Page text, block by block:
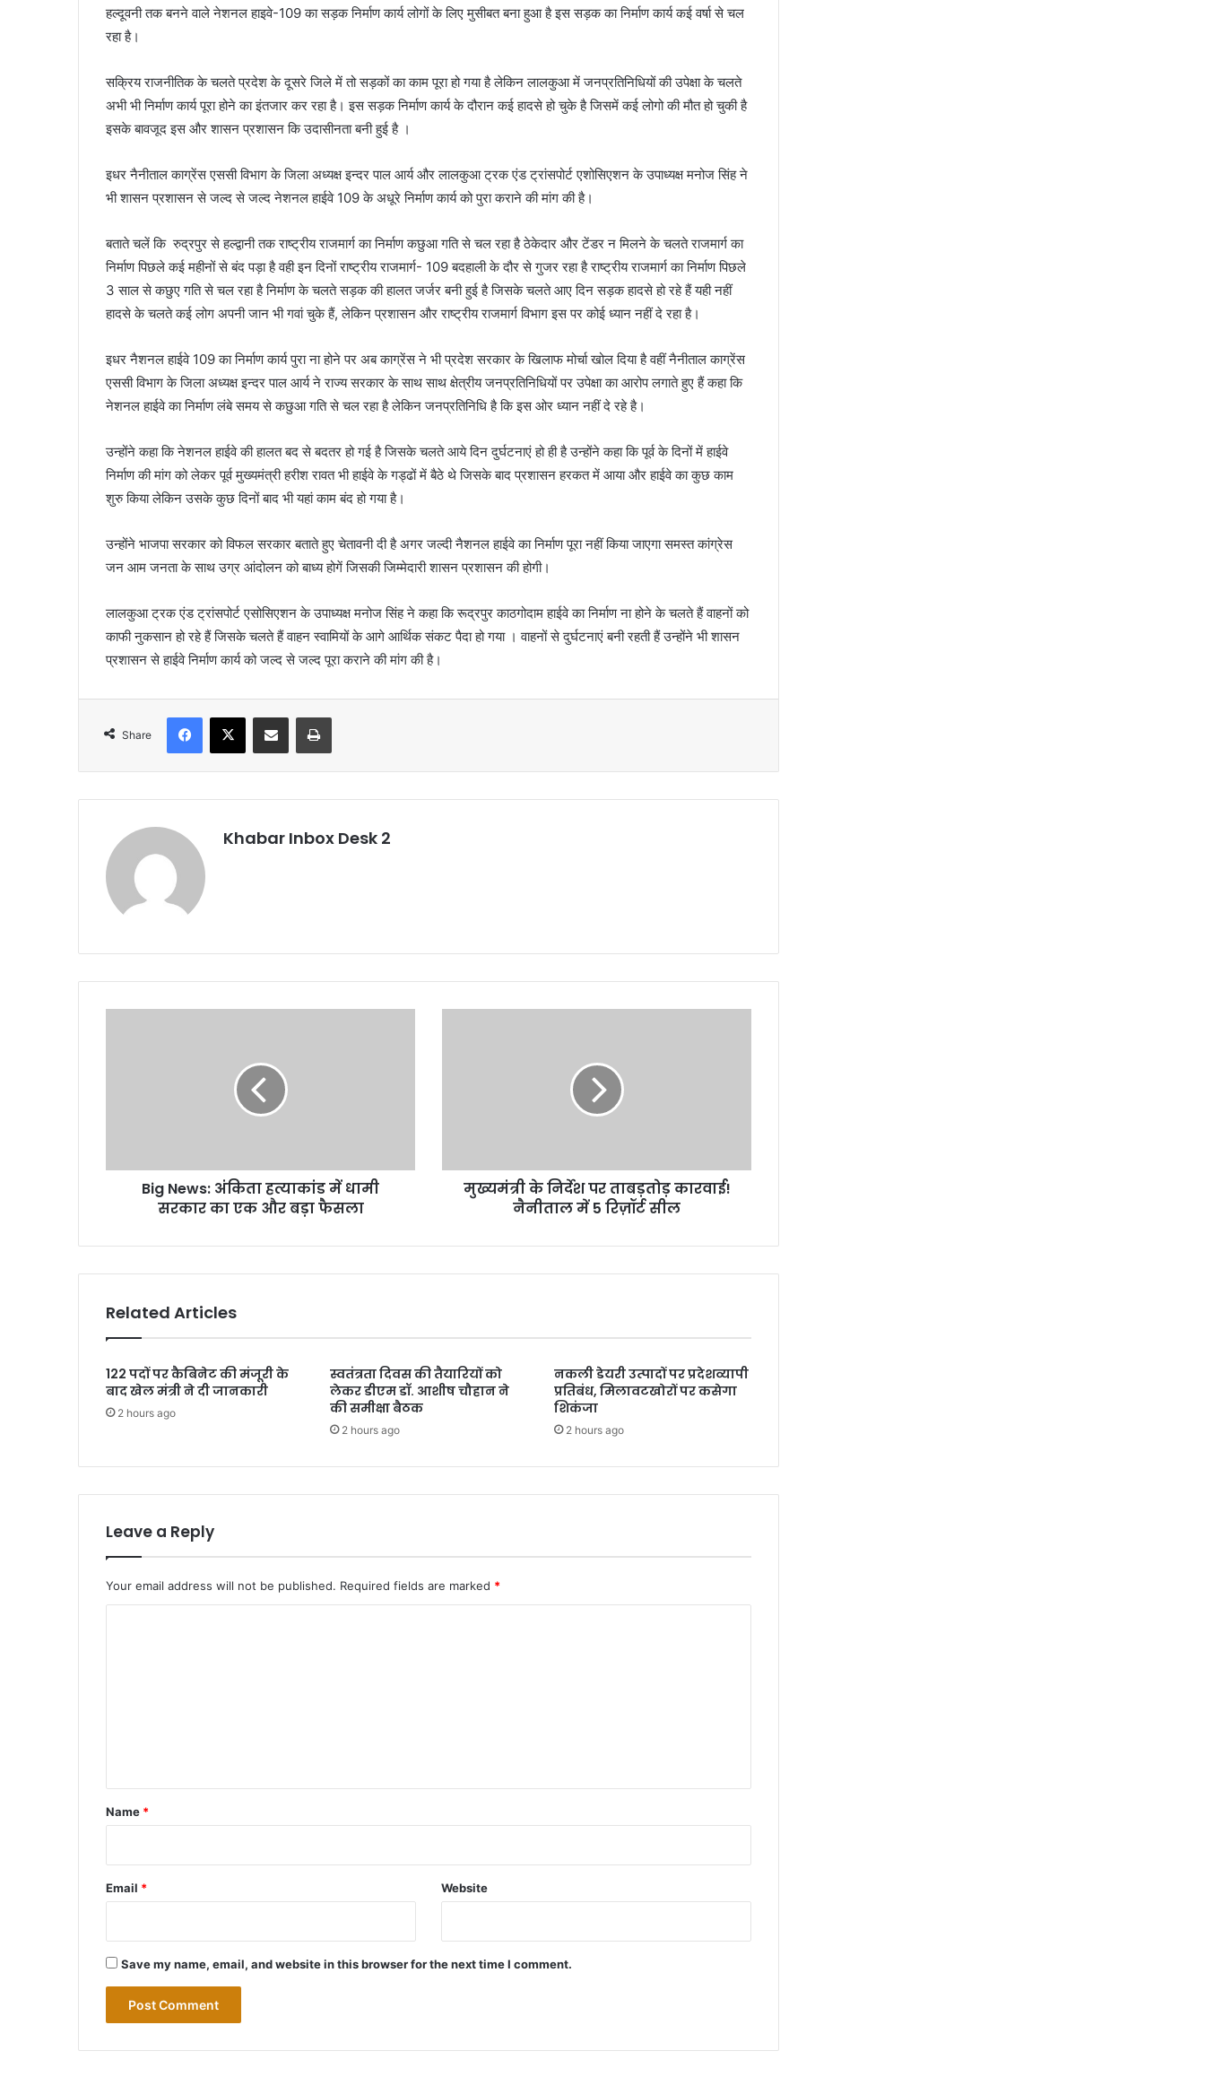
हल्दूवनी तक बनने वाले नेशनल हाइवे-109 का सड़क निर्माण कार्य लोगों के लिए मुसीबत बना हुआ है इस सड़क का निर्माण कार्य कई वर्षा से चल
रहा है।
सक्रिय राजनीतिक के चलते प्रदेश के दूसरे जिले में तो सड़कों का काम पूरा हो गया है लेकिन लालकुआ में जनप्रतिनिधियों की उपेक्षा के चलते
अभी भी निर्माण कार्य पूरा होने का इंतजार कर रहा है। इस सड़क निर्माण कार्य के दौरान कई हादसे हो चुके है जिसमें कई लोगो की मौत हो चुकी है
इसके बावजूद इस और शासन प्रशासन कि उदासीनता बनी हुई है ।
इधर नैनीताल काग्रेंस एससी विभाग के जिला अध्यक्ष इन्दर पाल आर्य और लालकुआ ट्रक एंड ट्रांसपोर्ट एशोसिएशन के उपाध्यक्ष मनोज सिंह ने
भी शासन प्रशासन से जल्द से जल्द नेशनल हाईवे 109 के अधूरे निर्माण कार्य को पुरा कराने की मांग की है।
बताते चलें कि रुद्रपुर से हल्द्वानी तक राष्ट्रीय राजमार्ग का निर्माण कछुआ गति से चल रहा है ठेकेदार और टेंडर न मिलने के चलते राजमार्ग का
निर्माण पिछले कई महीनों से बंद पड़ा है वही इन दिनों राष्ट्रीय राजमार्ग- 109 बदहाली के दौर से गुजर रहा है राष्ट्रीय राजमार्ग का निर्माण पिछले
3 साल से कछुए गति से चल रहा है निर्माण के चलते सड़क की हालत जर्जर बनी हुई है जिसके चलते आए दिन सड़क हादसे हो रहे हैं यही नहीं
हादसे के चलते कई लोग अपनी जान भी गवां चुके हैं, लेकिन प्रशासन और राष्ट्रीय राजमार्ग विभाग इस पर कोई ध्यान नहीं दे रहा है।
इधर नैशनल हाईवे 109 का निर्माण कार्य पुरा ना होने पर अब काग्रेंस ने भी प्रदेश सरकार के खिलाफ मोर्चा खोल दिया है वहीं नैनीताल काग्रेंस
एससी विभाग के जिला अध्यक्ष इन्दर पाल आर्य ने राज्य सरकार के साथ साथ क्षेत्रीय जनप्रतिनिधियों पर उपेक्षा का आरोप लगाते हुए हैं कहा कि
नेशनल हाईवे का निर्माण लंबे समय से कछुआ गति से चल रहा है लेकिन जनप्रतिनिधि है कि इस ओर ध्यान नहीं दे रहे है।
उन्होंने कहा कि नेशनल हाईवे की हालत बद से बदतर हो गई है जिसके चलते आये दिन दुर्घटनाएं हो ही है उन्होंने कहा कि पूर्व के दिनों में हाईवे
निर्माण की मांग को लेकर पूर्व मुख्यमंत्री हरीश रावत भी हाईवे के गड्ढों में बैठे थे जिसके बाद प्रशासन हरकत में आया और हाईवे का कुछ काम
शुरु किया लेकिन उसके कुछ दिनों बाद भी यहां काम बंद हो गया है।
उन्होंने भाजपा सरकार को विफल सरकार बताते हुए चेतावनी दी है अगर जल्दी नैशनल हाईवे का निर्माण पूरा नहीं किया जाएगा समस्त कांग्रेस
जन आम जनता के साथ उग्र आंदोलन को बाध्य होगें जिसकी जिम्मेदारी शासन प्रशासन की होगी।
लालकुआ ट्रक एंड ट्रांसपोर्ट एसोसिएशन के उपाध्यक्ष मनोज सिंह ने कहा कि रूद्रपुर काठगोदाम हाईवे का निर्माण ना होने के चलते हैं वाहनों को
काफी नुकसान हो रहे हैं जिसके चलते हैं वाहन स्वामियों के आगे आर्थिक संकट पैदा हो गया । वाहनों से दुर्घटनाएं बनी रहती हैं उन्होंने भी शासन
प्रशासन से हाईवे निर्माण कार्य को जल्द से जल्द पूरा कराने की मांग की है।
Share
Facebook
X Share via Email Print
Khabar Inbox Desk 2
एक
Big News: अंकिता हत्याकांड में धामी
सरकार का एक और बड़ा फैसला
5
रिज़ॉर्टमुख्यमंत्री के निर्देश पर ताबड़तोड़ कारवाई!
नैनीताल में 5 रिज़ॉर्ट सील
Related Articles
122 पदों पर कैबिनेट की मंजूरी के
बाद खेल मंत्री ने दी जानकारी
2 hours ago
स्वतंत्रता दिवस की तैयारियों को
लेकर डीएम डॉ. आशीष चौहान ने
की समीक्षा बैठक
2 hours ago
नकली डेयरी उत्पादों पर प्रदेशव्यापी
प्रतिबंध, मिलावटखोरों पर कसेगा
शिकंजा
2 hours ago
Leave a Reply
Your email address will not be published. Required fields are marked *
*
Name *
Email * Website
Save my name, email, and website in this browser for the next time I comment.